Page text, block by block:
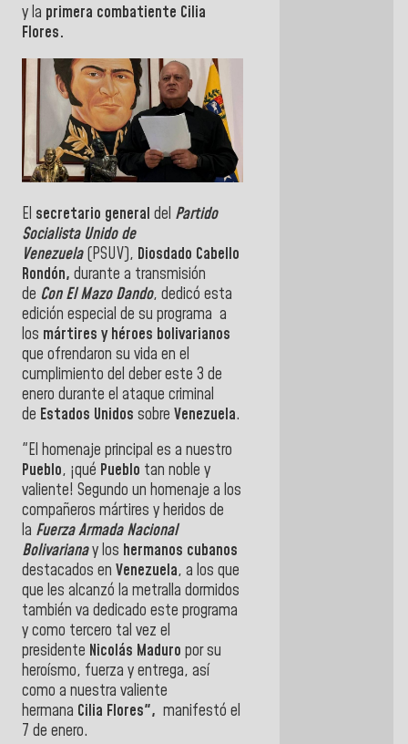
y la primera combatiente Cilia
Flores.
El secretario general del Partido
Socialista Unido de
Venezuela(PSUV), Diosdado Cabello
Rondón, durante a transmisión
de Con El Mazo Dando, dedicó esta
edición especial de su programa a
los mártires y héroes bolivarianos
que ofrendaron su vida en el
cumplimiento del deber este 3 de
enero durante el ataque criminal
de Estados Unidos sobre Venezuela.
"El homenaje principal es a nuestro
Pueblo, ¡qué Pueblo tan noble y
valiente! Segundo un homenaje a los
compañeros mártires y heridos de
la Fuerza Armada Nacional
Bolivarianay los hermanos cubanos
destacados en Venezuela, a los que
que les alcanzó la metralla dormidos
también va dedicado este programa
y como tercero tal vez el
presidente Nicolás Maduro por su
heroísmo, fuerza y entrega, así
como a nuestra valiente
hermana Cilia Flores", manifestó el
7 de enero.